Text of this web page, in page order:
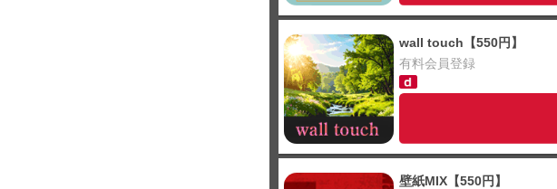
wall touch【550円】
有料会員登録
壁紙MIX【550円】